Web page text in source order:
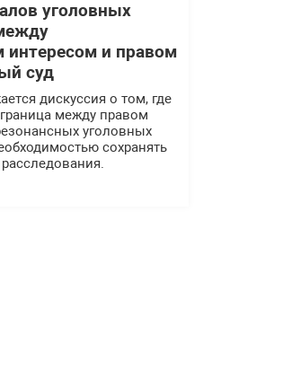
уголовных
и правом
суд
дискуссия о том, где
между правом
уголовных
сохранять